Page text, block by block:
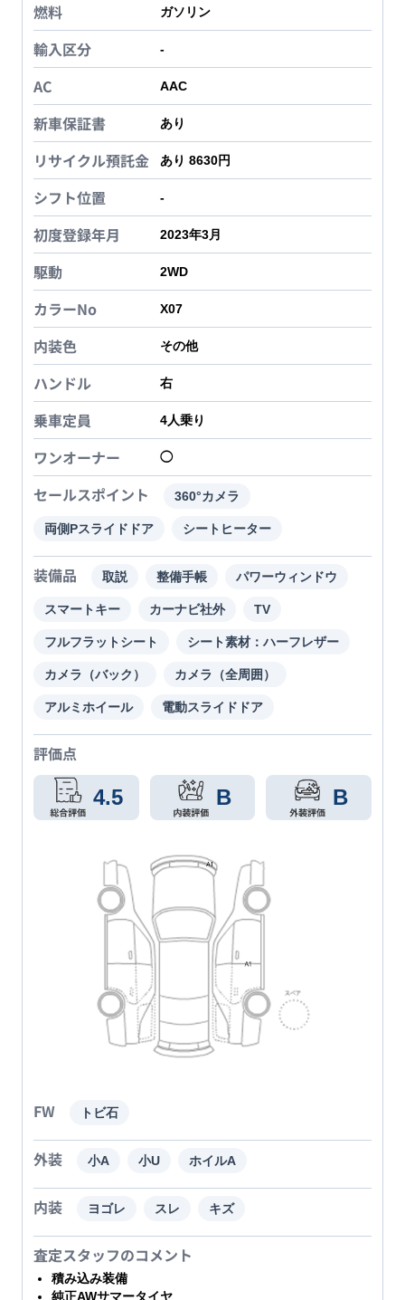
燃料 ガソリン
輸入区分 -
AC AAC
新車保証書 あり
リサイクル預託金 あり 8630円
シフト位置 -
初度登録年月 2023年3月
駆動 2WD
カラーNo X07
内装色 その他
ハンドル 右
乗車定員 4人乗り
ワンオーナー ◯
セールスポイント 360°カメラ
両側Pスライドドア シートヒーター
装備品 取説 整備手帳 パワーウィンドウ
スマートキー カーナビ社外 TV
フルフラットシート シート素材：ハーフレザー
カメラ（バック） カメラ（全周囲）
アルミホイール 電動スライドドア
評価点
4.5 B B
FW トビ石
外装 小A 小U ホイルA
内装 ヨゴレ スレ キズ
査定スタッフのコメント
積み込み装備
純正AWサマータイヤ